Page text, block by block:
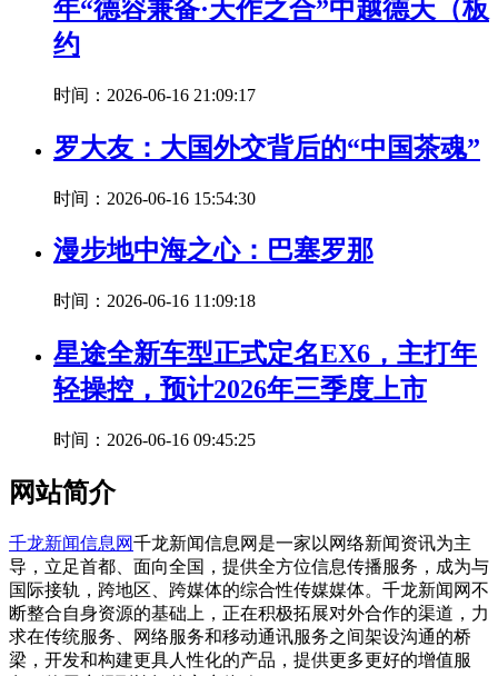
年“德容兼备·天作之合”中越德天（板
约
时间：2026-06-16 21:09:17
罗大友：大国外交背后的“中国茶魂”
时间：2026-06-16 15:54:30
漫步地中海之心：巴塞罗那
时间：2026-06-16 11:09:18
星途全新车型正式定名EX6，主打年
轻操控，预计2026年三季度上市
时间：2026-06-16 09:45:25
网站简介
千龙新闻信息网千龙新闻信息网是一家以网络新闻资讯为主
导，立足首都、面向全国，提供全方位信息传播服务，成为与
国际接轨，跨地区、跨媒体的综合性传媒媒体。千龙新闻网不
断整合自身资源的基础上，正在积极拓展对外合作的渠道，力
求在传统服务、网络服务和移动通讯服务之间架设沟通的桥
梁，开发和构建更具人性化的产品，提供更多更好的增值服